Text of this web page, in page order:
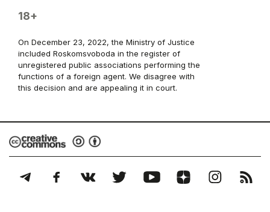
18+
On December 23, 2022, the Ministry of Justice
included Roskomsvoboda in the register of
unregistered public associations performing the
functions of a foreign agent. We disagree with
this decision and are appealing it in court.